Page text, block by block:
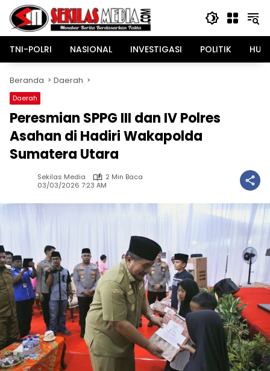
Langsung
konten
TNI-POLRI
NASIONAL INVESTIGASI POLITIK
Beranda Daerah
Daerah
Peresmian SPPG III dan IV Polres
Asahan di Hadiri Wakapolda
Sumatera Utara
Sekilas Media
2 Min Baca
03/03/2026 7:23 AM